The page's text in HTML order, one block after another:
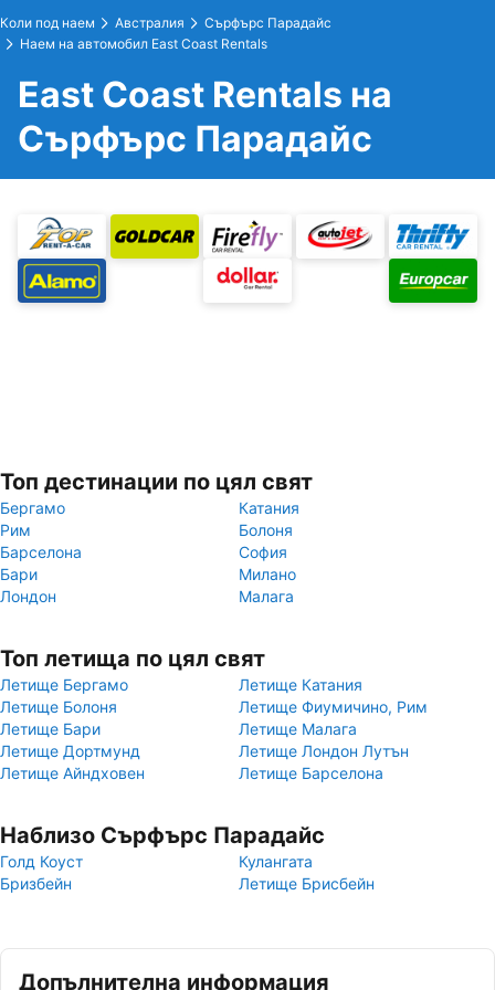
Коли под наем Австралия
Сърфърс Парадайс
Наем на автомобил East Coast Rentals
East Coast Rentals на
Сърфърс Парадайс
Топ дестинации по цял свят
Бергамо
Катания
Рим
Болоня
Барселона
София
Бари
Милано
Лондон
Малага
Топ летища по цял свят
Летище Бергамо
Летище Катания
Летище Болоня
Летище Фиумичино, Рим
Летище Бари
Летище Малага
Летище Дортмунд
Летище Лондон Лутън
Летище Айндховен
Летище Барселона
Наблизо Сърфърс Парадайс
Голд Коуст
Кулангата
Бризбейн
Летище Брисбейн
Допълнителна информация